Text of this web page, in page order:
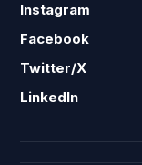
Instagram
Facebook
Twitter/X
LinkedIn